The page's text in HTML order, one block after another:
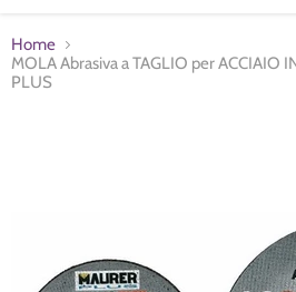
Home
MOLA Abrasiva a TAGLIO per ACCIAIO
PLUS